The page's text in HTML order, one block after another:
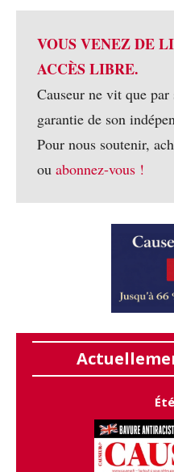
VOUS VENEZ DE
ACCÈS LIBRE.
Causeur ne vit que par
garantie de son
Pour nous soutenir,
ou abonnez-vous !